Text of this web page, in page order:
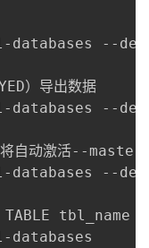
databases --
）导出数据
--
将自动激活--
--
tbl_name